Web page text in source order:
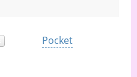
Pocket